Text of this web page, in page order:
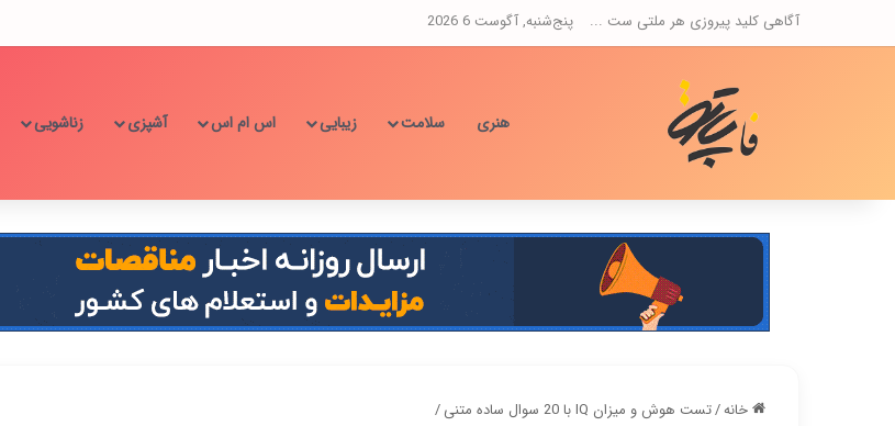
آگاهی کلید پیروزی هر ملتی ست ... پنج‌شنبه, آگوست 6 2026
هنری سلامت زیبایی اس ام اس آشپزی زناشویی
خانه/تست هوش و میزان IQ با 20 سوال ساده متنی /